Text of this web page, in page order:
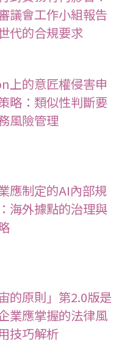
議會工作小組報告
代的合規要求
上的意匠權侵害申
略：類似性判斷要
風險管理
應制定的AI內部規
海外據點的治理與
的原則」第2.0版是
業應掌握的法律風
技巧解析